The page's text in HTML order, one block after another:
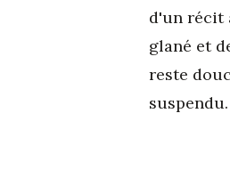
d'un récit
glané et
reste
suspendu.